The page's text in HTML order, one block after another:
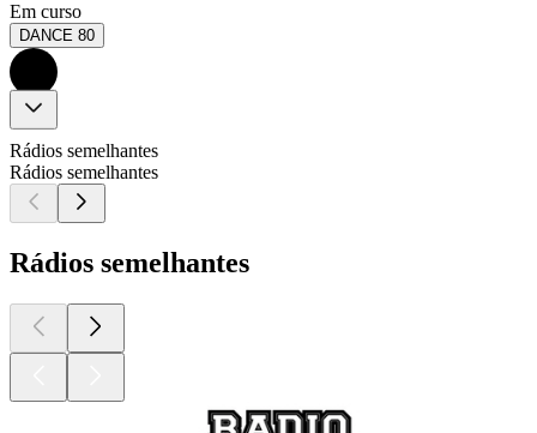
Em curso
DANCE 80
Rádios semelhantes
Rádios semelhantes
Rádios semelhantes